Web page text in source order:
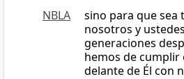
NBLA
sino para que sea
nosotros y
generaciones
hemos de cumplir
delante de Él con